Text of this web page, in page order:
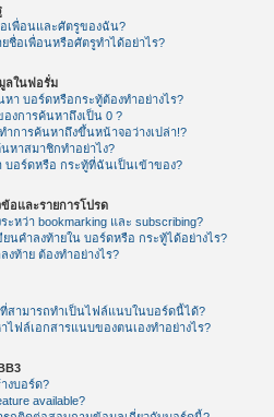
เพื่อนและศัตรูของฉัน?
ยชื่อเพื่อนหรือศัตรูทำได้อย่าไร?
ลในฟอรั่ม
า บอร์ดหรือกระทู้ต้องทำอย่างไร?
งการค้นหาถึงเป็น 0 ?
การค้นหาถึงขึ้นหน้าจอว่างเปล่า!?
หาสมาชิกทำอย่าไง?
บอร์ดหรือ กระทู้ที่ฉันเป็นเข้าของ?
อและรายการโปรด
ะหว่า bookmarking และ subscribing?
นคำลงท้ายใน บอร์ดหรือ กระทู้ได้อย่างไร?
งท้าย ต้องทำอย่างไร?
สามารถทำเป็นไฟล์แนบในบอร์ดนี้ได้?
ไฟล์เอกสารแนบของตนเองทำอย่างไร?
งบอร์ด?
available?